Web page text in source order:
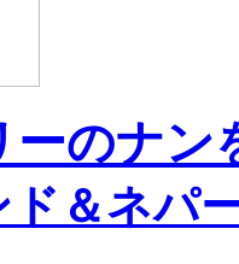
ーのナン
ド＆ネパ